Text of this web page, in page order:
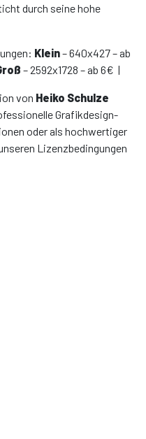
durch seine hohe
Klein– 640x427 – ab
– 2592x1728 – ab 6€ |
von Heiko Schulze
Grafikdesign-
oder als hochwertiger
Lizenzbedingungen